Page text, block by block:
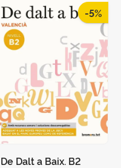
-5%
De Dalt a Baix. B2